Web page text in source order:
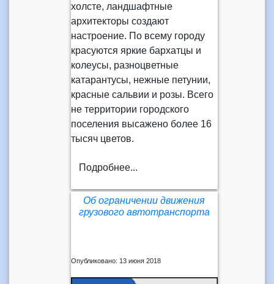
холсте, ландшафтные
архитекторы создают
настроение. По всему городу
красуются яркие бархатцы и
колеусы, разноцветные
катарантусы, нежные петунии,
красные сальвии и розы. Всего
не территории городского
поселения высажено более 16
тысяч цветов.
Подробнее...
Об ограничении движения
грузового автотранспорта
Опубликовано: 13 июня 2018